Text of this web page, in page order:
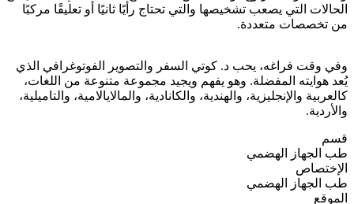
الحالات التي يصعب تشخيصها والتي تحتاج رأيًا ثانيًا أو تعليقًا مركبًا
من تخصصات متعددة.
وفي وقت فراغه، يحب د. كوتي السفر والتصوير الفوتوغرافي الذي
يُعد هوايته المفضلة. وهو يفهم ويجيد مجموعة متنوعة من اللغات،
كالعربية والإنجليزية، والهندية، والكانادية، والمالايالامية، والتاميلية،
والأردية.
قسم
طب الجهاز الهضمي
الإختصاص
طب الجهاز الهضمي
الموقع